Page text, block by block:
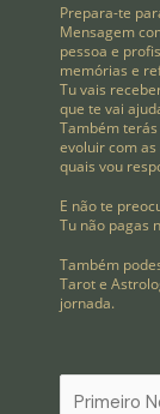
Prepara-te
Mensagem
pessoa e
memórias e
Tu vais
que te vai
Também
evoluir com
quais vou
E não te
Tu não pagas
Também
Tarot e
jornada.